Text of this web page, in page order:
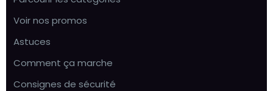
Voir nos promos
Astuces
Comment ça marche
Consignes de sécurité